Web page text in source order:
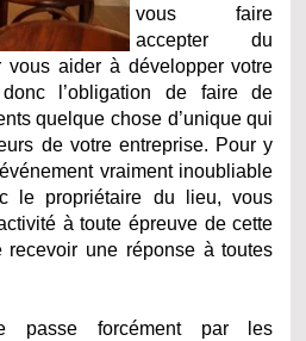
vous faire
accepter du
aider à développer votre
l’obligation de faire de
quelque chose d’unique qui
de votre entreprise. Pour y
vraiment inoubliable
le propriétaire du lieu, vous
à toute épreuve de cette
une réponse à toutes
passe forcément par les